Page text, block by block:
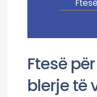
Ftesë
blerje të